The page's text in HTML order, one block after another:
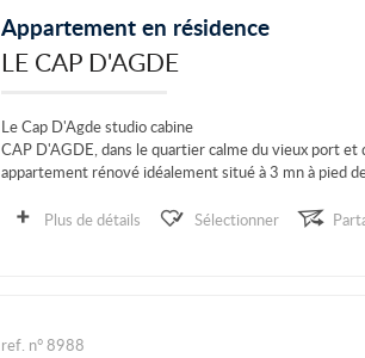
Appartement en résidence
LE CAP D'AGDE
Le Cap D'Agde studio cabine
CAP D'AGDE, dans le quartier calme du vieux port et
appartement rénové idéalement situé à 3 mn à pied
Plus de détails Sélectionner
ref. n° 8988